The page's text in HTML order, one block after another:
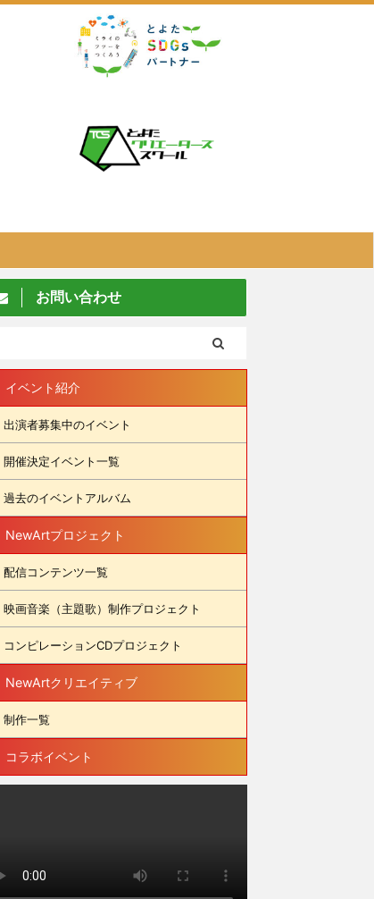
お問い合わせ
イベント紹介
出演者募集中のイベント
開催決定イベント一覧
過去のイベントアルバム
NewArtプロジェクト
配信コンテンツ一覧
映画音楽（主題歌）制作プロジェクト
コンピレーションCDプロジェクト
NewArtクリエイティブ
制作一覧
コラボイベント